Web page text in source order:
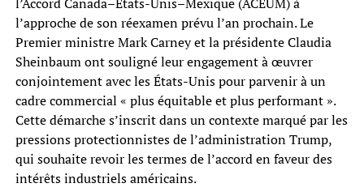
l’approche de son réexamen prévu l’an prochain. Le
Premier ministre Mark Carney et la présidente Claudia
Sheinbaum ont souligné leur engagement à œuvrer
conjointement avec les États-Unis pour parvenir à un
cadre commercial « plus équitable et plus performant ».
Cette démarche s’inscrit dans un contexte marqué par les
pressions protectionnistes de l’administration Trump,
qui souhaite revoir les termes de l’accord en faveur des
intérêts industriels américains.